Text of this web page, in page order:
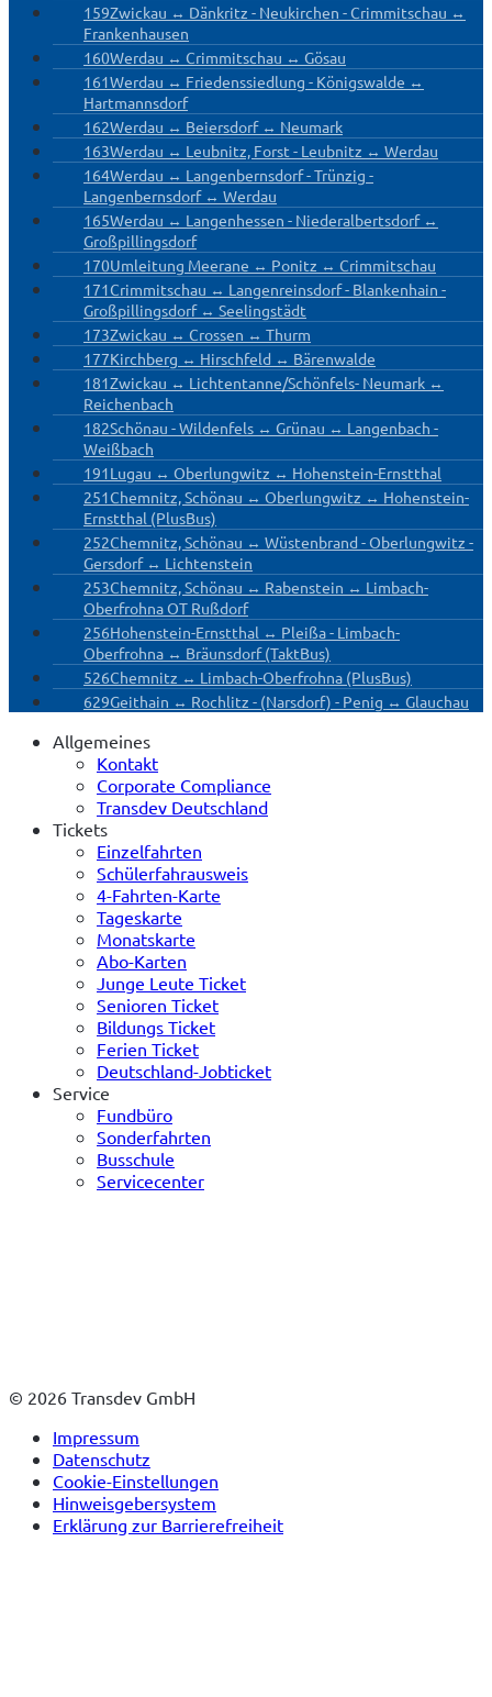
159Zwickau ↔ Dänkritz - Neukirchen - Crimmitschau ↔
Frankenhausen
160Werdau ↔ Crimmitschau ↔ Gösau
161Werdau ↔ Friedenssiedlung - Königswalde ↔
Hartmannsdorf
162Werdau ↔ Beiersdorf ↔ Neumark
163Werdau ↔ Leubnitz, Forst - Leubnitz ↔ Werdau
164Werdau ↔ Langenbernsdorf - Trünzig -
Langenbernsdorf ↔ Werdau
165Werdau ↔ Langenhessen - Niederalbertsdorf ↔
Großpillingsdorf
170Umleitung Meerane ↔ Ponitz ↔ Crimmitschau
171Crimmitschau ↔ Langenreinsdorf - Blankenhain -
Großpillingsdorf ↔ Seelingstädt
173Zwickau ↔ Crossen ↔ Thurm
177Kirchberg ↔ Hirschfeld ↔ Bärenwalde
181Zwickau ↔ Lichtentanne/Schönfels- Neumark ↔
Reichenbach
182Schönau - Wildenfels ↔ Grünau ↔ Langenbach -
Weißbach
191Lugau ↔ Oberlungwitz ↔ Hohenstein-Ernstthal
251Chemnitz, Schönau ↔ Oberlungwitz ↔ Hohenstein-
Ernstthal (PlusBus)
252Chemnitz, Schönau ↔ Wüstenbrand - Oberlungwitz -
Gersdorf ↔ Lichtenstein
253Chemnitz, Schönau ↔ Rabenstein ↔ Limbach-
Oberfrohna OT Rußdorf
256Hohenstein-Ernstthal ↔ Pleißa - Limbach-
Oberfrohna ↔ Bräunsdorf (TaktBus)
526Chemnitz ↔ Limbach-Oberfrohna (PlusBus)
629Geithain ↔ Rochlitz - (Narsdorf) - Penig ↔ Glauchau
Allgemeines
Kontakt
Corporate Compliance
Transdev Deutschland
Tickets
Einzelfahrten
Schülerfahrausweis
4-Fahrten-Karte
Tageskarte
Monatskarte
Abo-Karten
Junge Leute Ticket
Senioren Ticket
Bildungs Ticket
Ferien Ticket
Deutschland-Jobticket
Service
Fundbüro
Sonderfahrten
Busschule
Servicecenter
© 2026 Transdev GmbH
Impressum
Datenschutz
Cookie-Einstellungen
Hinweisgebersystem
Erklärung zur Barrierefreiheit